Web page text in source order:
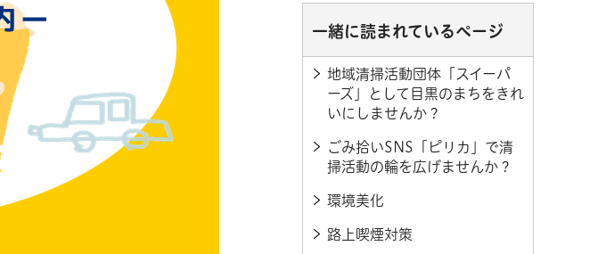
一緒に読まれているページ
地域清掃活動団体「スイーパ
ーズ」として目黒のまちをきれ
いにしませんか？
ごみ拾いSNS「ピリカ」で清
掃活動の輪を広げませんか？
環境美化
路上喫煙対策